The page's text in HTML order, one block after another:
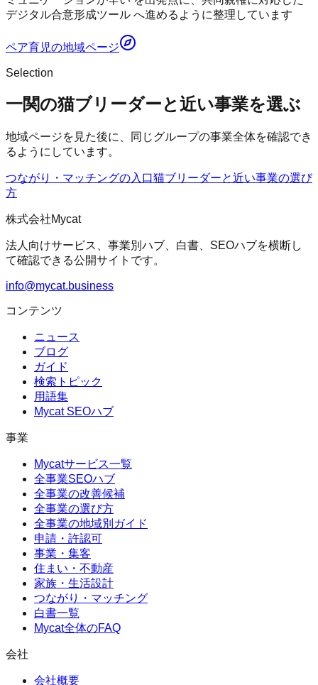
デジタル合意形成ツール へ進めるように整理しています
ペア育児の地域ページ
Selection
一関の猫ブリーダーと近い事業を選ぶ
地域ページを見た後に、同じグループの事業全体を確認でき
るようにしています。
つながり・マッチングの入口猫ブリーダーと近い事業の選び
方
株式会社Mycat
法人向けサービス、事業別ハブ、白書、SEOハブを横断し
て確認できる公開サイトです。
info@mycat.business
コンテンツ
ニュース
ブログ
ガイド
検索トピック
用語集
Mycat SEOハブ
事業
Mycatサービス一覧
全事業SEOハブ
全事業の改善候補
全事業の選び方
全事業の地域別ガイド
申請・許認可
事業・集客
住まい・不動産
家族・生活設計
つながり・マッチング
白書一覧
Mycat全体のFAQ
会社
会社概要